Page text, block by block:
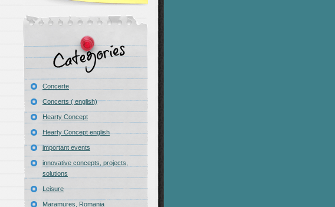
Concerte
Concerts ( english)
Hearty Concept
Hearty Concept english
important events
innovative concepts, projects,
solutions
Leisure
Maramures, Romania